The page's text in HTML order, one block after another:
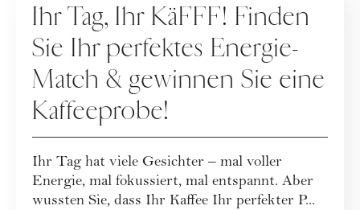
Ihr Tag, Ihr KäFFF! Finden
Sie Ihr perfektes Energie-
Match & gewinnen Sie eine
Kaffeeprobe!
Ihr Tag hat viele Gesichter – mal voller
Energie, mal fokussiert, mal entspannt. Aber
wussten Sie, dass Ihr Kaffee Ihr perfekter P...